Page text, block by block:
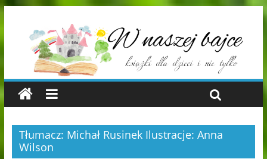
Tłumacz: Michał Rusinek Ilustracje: Anna
Wilson